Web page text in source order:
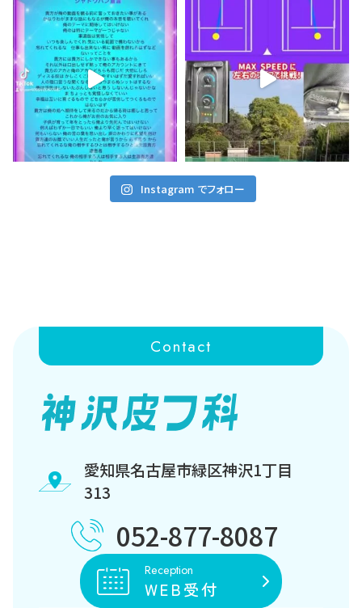
Instagram でフォロー
Contact
愛知県名古屋市緑区神沢1丁目
313
052-877-8087
Reception
WEB受付